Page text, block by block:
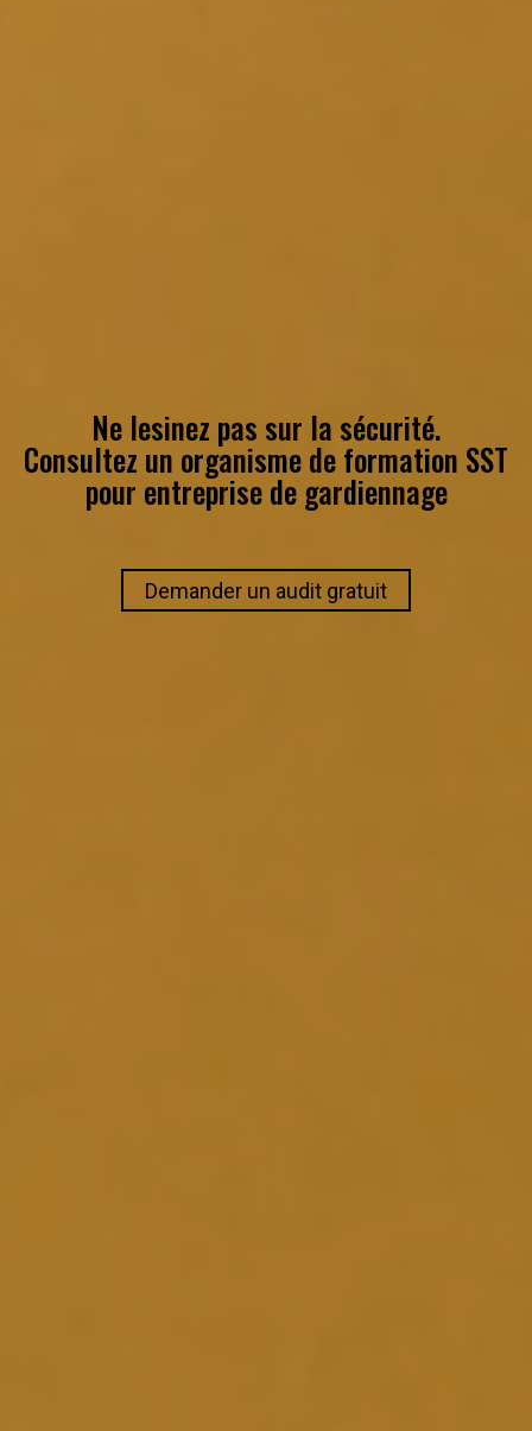
Ne lesinez pas sur la sécurité.
Consultez un organisme de formation SST
pour entreprise de gardiennage
Demander un audit gratuit